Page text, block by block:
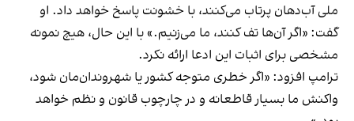
ملی آب‌دهان پرتاب می‌کنند، با خشونت پاسخ خواهد داد. او
گفت: «اگر آن‌ها تف کنند، ما می‌زنیم.» با این حال، هیچ نمونه
مشخصی برای اثبات این ادعا ارائه نکرد.
ترامپ افزود: «اگر خطری متوجه کشور یا شهروندان‌مان شود،
واکنش ما بسیار قاطعانه و در چارچوب قانون و نظم خواهد